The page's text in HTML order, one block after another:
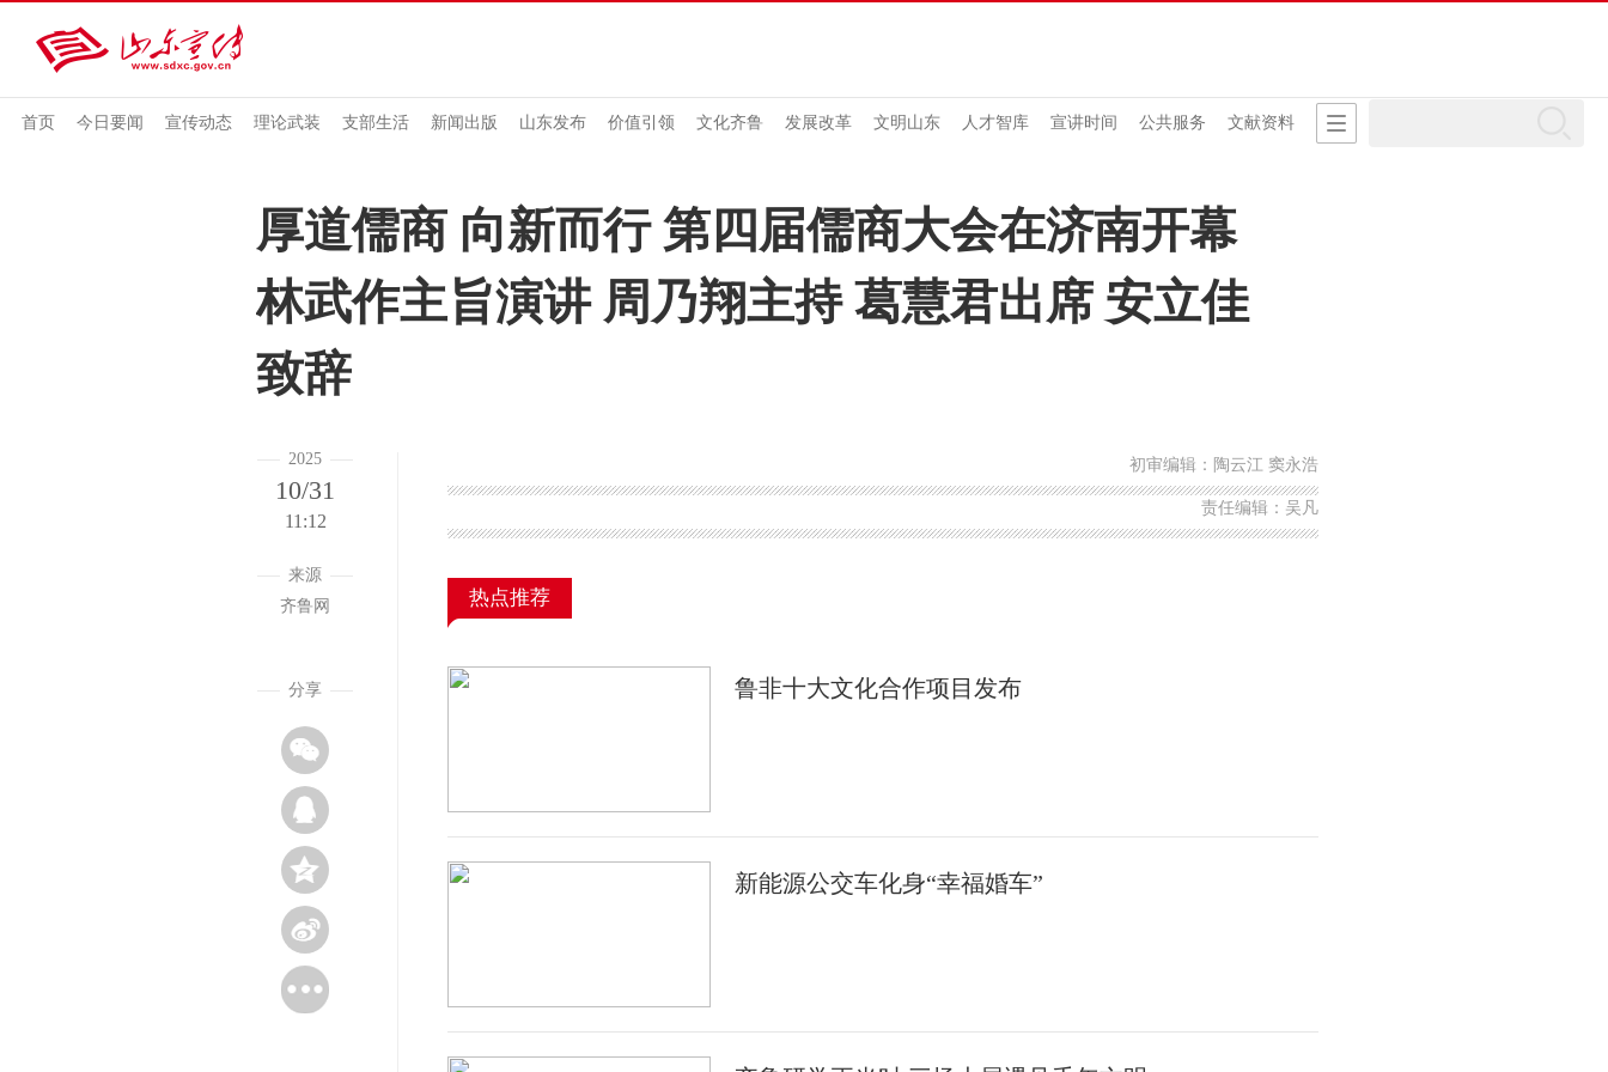
首页 今日要闻 宣传动态 理论武装 支部生活 新闻出版 山东发布 价值引领 文化齐鲁 发展改革 文明山东 人才智库 宣讲时间 公共服务 文献资料
厚道儒商 向新而行 第四届儒商大会在济南开幕
林武作主旨演讲 周乃翔主持 葛慧君出席 安立佳
致辞
2025
10/31
11:12
来源
齐鲁网
分享
初审编辑：陶云江 窦永浩
责任编辑：吴凡
热点推荐
鲁非十大文化合作项目发布
新能源公交车化身“幸福婚车”